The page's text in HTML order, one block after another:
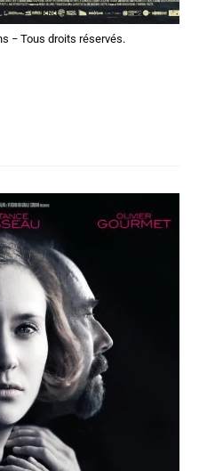
− Tous droits réservés.